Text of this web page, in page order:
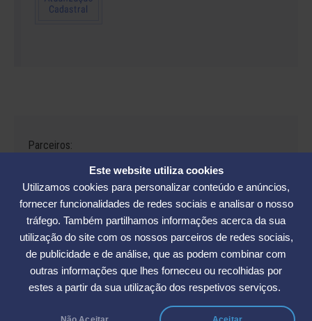
Este website utiliza cookies
Utilizamos cookies para personalizar conteúdo e anúncios,
fornecer funcionalidades de redes sociais e analisar o nosso
tráfego. Também partilhamos informações acerca da sua
utilização do site com os nossos parceiros de redes sociais,
de publicidade e de análise, que as podem combinar com
outras informações que lhes forneceu ou recolhidas por
estes a partir da sua utilização dos respetivos serviços.
Parceiros:
Avenida César Seara, 560 - Florianópolis | Telefones: (48) 3234-2986
- (48) 3234-2089 - (48) 3233-5370. | E-mail:elase@elase.com.br
Sede de Praia: Rua Elke Hering, 70, Barra da Lagoa - Florianópolis |
Telefone 48 3365-5789 | E-mail:sedepraia@elase.com.br